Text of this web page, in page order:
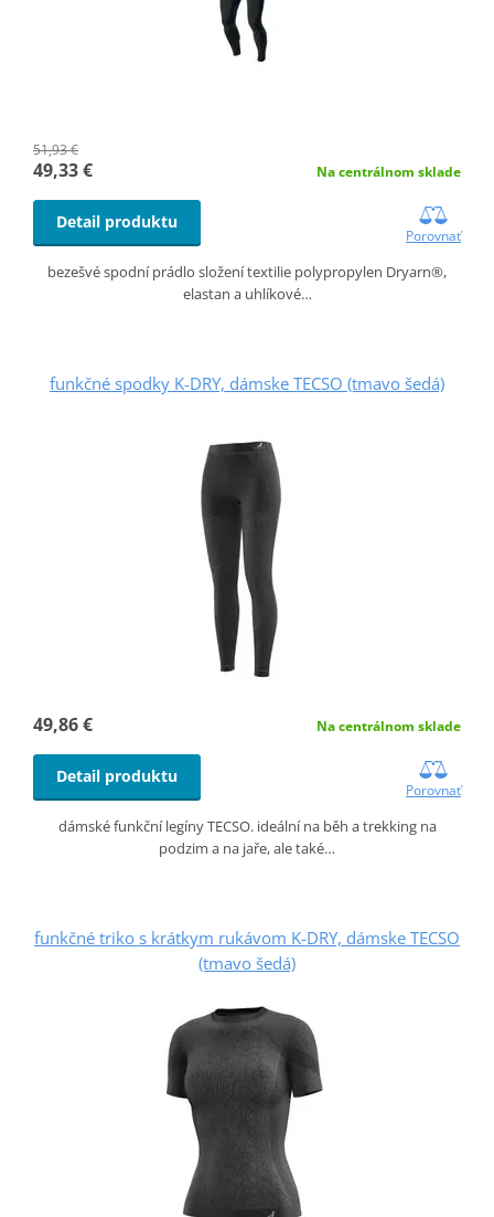
51,93 €
49,33 € Na centrálnom sklade
Detail produktu
Porovnať
bezešvé spodní prádlo složení textilie polypropylen Dryarn®,
elastan a uhlíkové…
funkčné spodky K-DRY, dámske TECSO (tmavo šedá)
49,86 € Na centrálnom sklade
Detail produktu
Porovnať
dámské funkční legíny TECSO. ideální na běh a trekking na
podzim a na jaře, ale také…
funkčné triko s krátkym rukávom K-DRY, dámske TECSO
(tmavo šedá)